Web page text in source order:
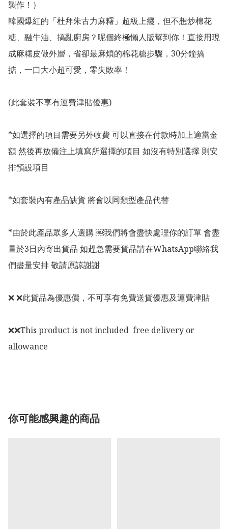
製作！）
韓國爆紅的「杜拜朱古力麻糬」超級上癮，但不想炒棉花
糖、融牛油、搞亂廚房？呢個終極懶人版幫到你！直接用現
成麻糬皮做外層，省卻最麻煩的棉花糖步驟，30分鐘搞
掂，一口大小超可愛，零失敗率！
(此套裝不享有運費津貼優惠)
*如選擇的項目需要另外收費 可以直接在付款時加上適當金
額 然後再放備注上填寫所選擇的項目 如沒有特別選擇 則安
排預設項目
*如套裝內有產品缺貨 將會以同類型產品代替
*由於此產品眾多人選購 ￼我們將會盡快處理你的訂單 會盡
量於3日內寄出貨品 如趕急需要貨品請在WhatsApp聯絡我
們盡量安排 敬請原諒謝謝
❌ ❌此貨品為優惠價，不可享有免費送貨優惠及運費津貼
❌❌This product is not included  free delivery or
allowance
你可能感興趣的商品